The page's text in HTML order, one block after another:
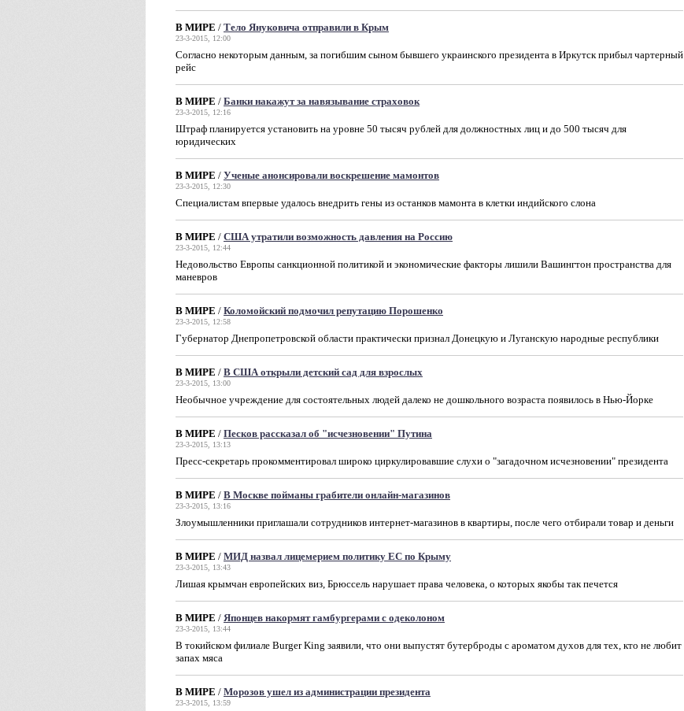
В МИРЕ / Тело Януковича отправили в Крым
23-3-2015, 12:00
Согласно некоторым данным, за погибшим сыном бывшего украинского президента в Иркутск прибыл чартерный
рейс
В МИРЕ / Банки накажут за навязывание страховок
23-3-2015, 12:16
Штраф планируется установить на уровне 50 тысяч рублей для должностных лиц и до 500 тысяч для
юридических
В МИРЕ / Ученые анонсировали воскрешение мамонтов
23-3-2015, 12:30
Специалистам впервые удалось внедрить гены из останков мамонта в клетки индийского слона
В МИРЕ / США утратили возможность давления на Россию
23-3-2015, 12:44
Недовольство Европы санкционной политикой и экономические факторы лишили Вашингтон пространства для
маневров
В МИРЕ / Коломойский подмочил репутацию Порошенко
23-3-2015, 12:58
Губернатор Днепропетровской области практически признал Донецкую и Луганскую народные республики
В МИРЕ / В США открыли детский сад для взрослых
23-3-2015, 13:00
Необычное учреждение для состоятельных людей далеко не дошкольного возраста появилось в Нью-Йорке
В МИРЕ / Песков рассказал об "исчезновении" Путина
23-3-2015, 13:13
Пресс-секретарь прокомментировал широко циркулировавшие слухи о "загадочном исчезновении" президента
В МИРЕ / В Москве пойманы грабители онлайн-магазинов
23-3-2015, 13:16
Злоумышленники приглашали сотрудников интернет-магазинов в квартиры, после чего отбирали товар и деньги
В МИРЕ / МИД назвал лицемерием политику ЕС по Крыму
23-3-2015, 13:43
Лишая крымчан европейских виз, Брюссель нарушает права человека, о которых якобы так печется
В МИРЕ / Японцев накормят гамбургерами с одеколоном
23-3-2015, 13:44
В токийском филиале Burger King заявили, что они выпустят бутерброды с ароматом духов для тех, кто не любит
запах мяса
В МИРЕ / Морозов ушел из администрации президента
23-3-2015, 13:59